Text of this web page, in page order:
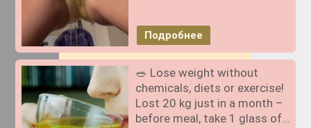
Подробнее
🥗 Lose weight without
chemicals, diets or exercise!
Lost 20 kg just in a month –
before meal, take 1 glass of…